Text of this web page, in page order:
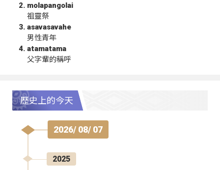
molapangolai
祖靈祭
asavasavahe
男性青年
atamatama
父字輩的稱呼
歷史上的今天
2026/ 08/ 07
2025